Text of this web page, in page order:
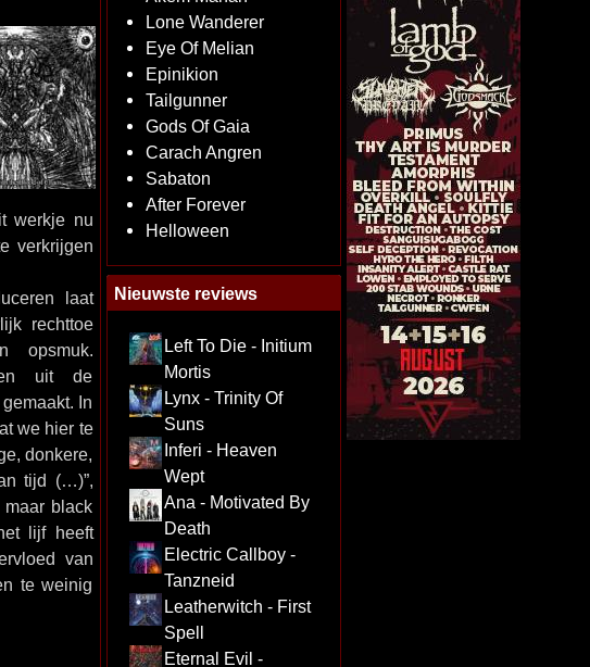
werkje nu
verkrijgen
laat
rechttoe
opsmuk.
uit de
In
we hier te
donkere,
tijd (…)”,
black
lijf heeft
van
te weinig
Lone Wanderer
Eye Of Melian
Epinikion
Tailgunner
Gods Of Gaia
Carach Angren
Sabaton
After Forever
Helloween
Nieuwste reviews
Left To Die - Initium
Mortis
Lynx - Trinity Of
Suns
Inferi - Heaven
Wept
Ana - Motivated By
Death
Electric Callboy -
Tanzneid
Leatherwitch - First
Spell
Eternal Evil -